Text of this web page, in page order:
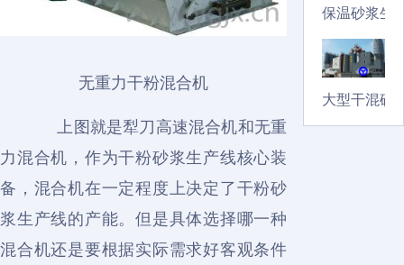
无重力干粉混合机
上图就是犁刀高速混合机和无重
力混合机，作为干粉砂浆生产线核心装
备，混合机在一定程度上决定了干粉砂
浆生产线的产能。但是具体选择哪一种
混合机还是要根据实际需求好客观条件
保温砂浆生
大型干混砂